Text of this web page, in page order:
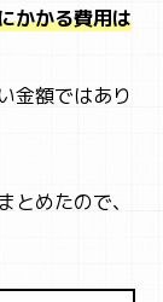
かかる費用は
金額ではあり
めたので、